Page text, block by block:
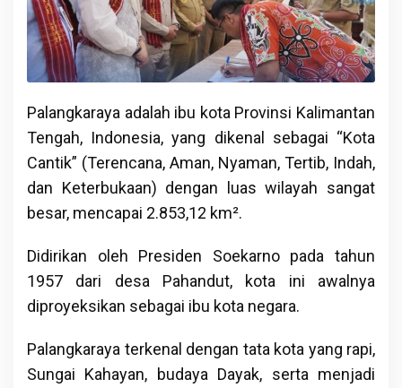
Palangkaraya adalah ibu kota Provinsi Kalimantan
Tengah, Indonesia, yang dikenal sebagai “Kota
Cantik” (Terencana, Aman, Nyaman, Tertib, Indah,
dan Keterbukaan) dengan luas wilayah sangat
besar, mencapai 2.853,12 km².
Didirikan oleh Presiden Soekarno pada tahun
1957 dari desa Pahandut, kota ini awalnya
diproyeksikan sebagai ibu kota negara.
Palangkaraya terkenal dengan tata kota yang rapi,
Sungai Kahayan, budaya Dayak, serta menjadi